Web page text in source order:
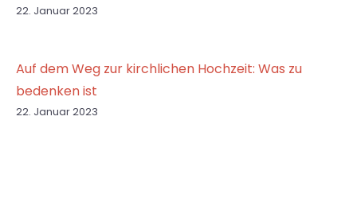
22. Januar 2023
Auf dem Weg zur kirchlichen Hochzeit: Was zu
bedenken ist
22. Januar 2023